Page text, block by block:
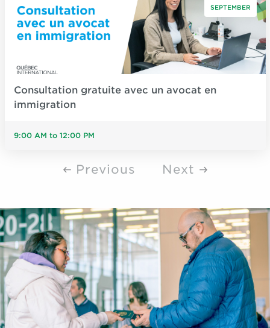
SEPTEMBER
Consultation gratuite avec un avocat en
immigration
9:00 AM to 12:00 PM
Previous Next